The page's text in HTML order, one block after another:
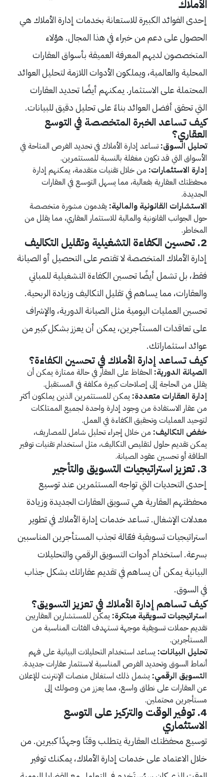
الأملاك
إحدى الفوائد الكبيرة للاستعانة بخدمات إدارة الأملاك هي
الحصول على دعم من خبراء في هذا المجال. هؤلاء
المتخصصون لديهم المعرفة العميقة بأسواق العقارات
المحلية والعالمية، ويملكون الأدوات اللازمة لتحليل العوائد
المحتملة على الاستثمار. يمكنهم أيضًا تحديد العقارات
التي تحقق أفضل العوائد بناءً على تحليل دقيق للبيانات.
كيف تساعد الخبرة المتخصصة في التوسع
العقاري؟
تحليل السوق: تساعد إدارة الأملاك في تحديد الفرص المتاحة في
الأسواق التي قد تكون مغفلة بالنسبة للمستثمرين.
إدارة الاستثمارات: من خلال تقنيات متقدمة، يمكنهم إدارة
محفظتك العقارية بفعالية، مما يسهل التوسع في العقارات
الجديدة.
الاستشارات القانونية والمالية: يقدمون مشورة متخصصة
حول الجوانب القانونية والمالية للاستثمار العقاري، مما يقلل من
المخاطر.
2. تحسين الكفاءة التشغيلية وتقليل التكاليف
إدارة الأملاك المتخصصة لا تقتصر على التحصيل أو الصيانة
فقط، بل تشمل أيضًا تحسين الكفاءة التشغيلية للمباني
والعقارات، مما يساهم في تقليل التكاليف وزيادة الربحية.
تحسين العمليات اليومية مثل الصيانة الدورية، والإشراف
على تعاقدات المستأجرين، يمكن أن يعزز بشكل كبير من
عوائد استثماراتك.
كيف تساعد إدارة الأملاك في تحسين الكفاءة؟
الصيانة الدورية: الحفاظ على العقار في حالة ممتازة يمكن أن
يقلل من الحاجة إلى إصلاحات كبيرة مكلفة في المستقبل.
إدارة العقارات متعددة: يمكن للمستثمرين الذين يملكون أكثر
من عقار الاستفادة من وجود إدارة واحدة لجميع الممتلكات
لتوحيد العمليات وتحقيق الكفاءة في العمل.
خفض التكاليف: من خلال إجراء تحليل شامل للمصاريف،
يمكن تقديم حلول لتقليص التكاليف، مثل استخدام تقنيات توفير
الطاقة أو تحسين عقود الصيانة.
3. تعزيز استراتيجيات التسويق والتأجير
إحدى التحديات التي تواجه المستثمرين عند توسيع
محفظتهم العقارية هي تسويق العقارات الجديدة وزيادة
معدلات الإشغال. تساعد خدمات إدارة الأملاك في تطوير
استراتيجيات تسويقية فعّالة تجذب المستأجرين المناسبين
بسرعة. استخدام أدوات التسويق الرقمي والتحليلات
البيانية يمكن أن يساهم في تقديم عقاراتك بشكل جذاب
في السوق.
كيف تساهم إدارة الأملاك في تعزيز التسويق؟
استراتيجيات تسويقية مبتكرة: يمكن للمستشارين العقاريين
تقديم حملات تسويقية موجهة تستهدف الفئات المناسبة من
المستأجرين.
تحليل البيانات: يساعد استخدام التحليلات البيانية على فهم
أنماط السوق وتحديد الفرص المناسبة لاستثمار عقارات جديدة.
التسويق الرقمي: يشمل ذلك استغلال منصات الإنترنت للإعلان
عن العقارات على نطاق واسع، مما يعزز من وصولك إلى
مستأجرين محتملين.
4. توفير الوقت والتركيز على التوسع
الاستثماري
توسيع محفظتك العقارية يتطلب وقتًا وجهدًا كبيرين. من
خلال الاعتماد على خدمات إدارة الأملاك، يمكنك توفير